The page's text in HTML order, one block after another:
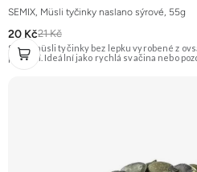
SEMIX, Müsli tyčinky naslano sýrové, 55g
20 Kč21 Kč
Slané müsli tyčinky bez lepku vyrobené z
příchutí. Ideální jako rychlá svačina nebo